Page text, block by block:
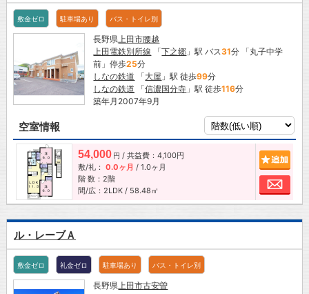
敷金ゼロ 駐車場あり バス・トイレ別
長野県 上田市腰越
上田電鉄別所線 「下之郷 」駅 バス31分 「丸子中学
前」停歩25分
しなの鉄道 「大屋 」駅 徒歩99分
しなの鉄道 「信濃国分寺 」駅 徒歩116分
築年月2007年9月
空室情報
54,000 円 / 共益費：4,100円
敷/礼： 0.0ヶ月 / 1.0ヶ月
階 数：2階
間/広：2LDK / 58.48㎡
お
ル・レーブＡ
敷金ゼロ 礼金ゼロ 駐車場あり バス・トイレ別
長野県 上田市古安曽